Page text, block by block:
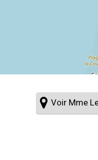
Voir Mme